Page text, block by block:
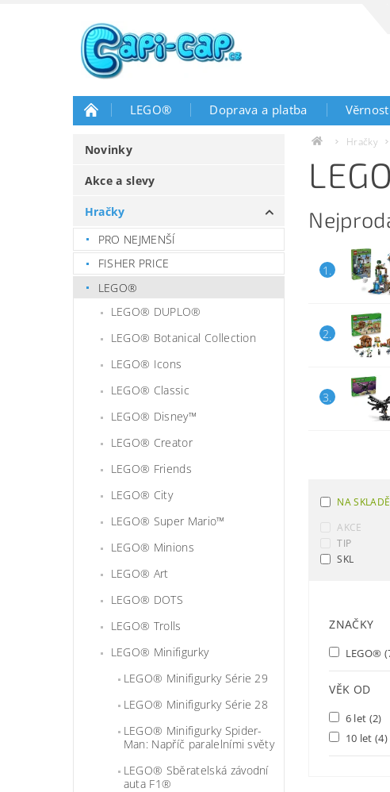
LEGO® Doprava a platba
Novinky
Akce a slevy
Hračky
PRO NEJMENŠÍ
FISHER PRICE
LEGO®
LEGO® DUPLO®
LEGO® Botanical Collection
LEGO® Icons
LEGO® Classic
LEGO® Disney™
LEGO® Creator
LEGO® Friends
LEGO® City
LEGO® Super Mario™
LEGO® Minions
LEGO® Art
LEGO® DOTS
LEGO® Trolls
LEGO® Minifigurky
LEGO® Minifigurky Série 29
LEGO® Minifigurky Série 28
LEGO® Minifigurky Spider-
Man: Napříč paralelními světy
LEGO® Sběratelská závodní
auta F1®
Hračky
1.
2.
3.
NA SKLADĚ
AKCE
TIP
SKL
ZNAČKY
LEGO®
VĚK OD
6 let (2)
10 let (4)